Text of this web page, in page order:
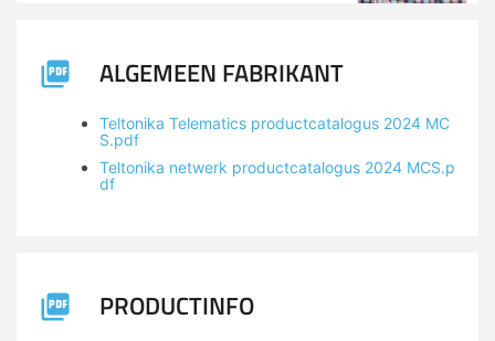
ALGEMEEN FABRIKANT
Teltonika Telematics productcatalogus 2024 MC
S.pdf
Teltonika netwerk productcatalogus 2024 MCS.p
df
PRODUCTINFO